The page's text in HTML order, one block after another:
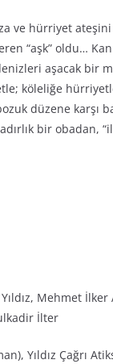
ve hürriyet
“aşk” oldu…
aşacak bir
köleliğe
düzene karşı
bir obadan,
Mehmet
İlter
Yıldız Çağrı